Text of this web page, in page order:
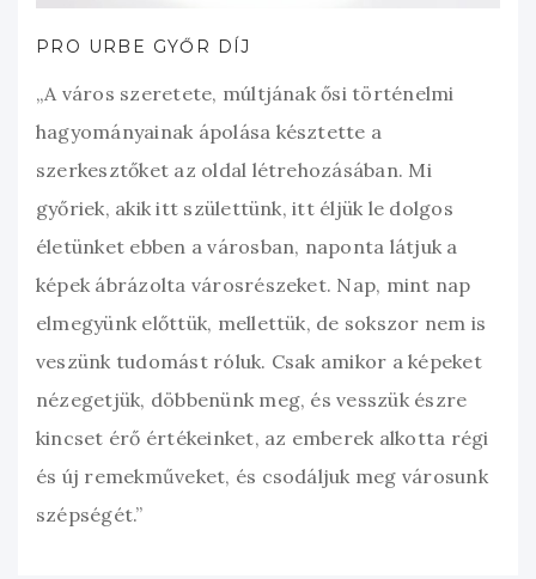
PRO URBE GYŐR DÍJ
„A város szeretete, múltjának ősi történelmi
hagyományainak ápolása késztette a
szerkesztőket az oldal létrehozásában. Mi
győriek, akik itt születtünk, itt éljük le dolgos
életünket ebben a városban, naponta látjuk a
képek ábrázolta városrészeket. Nap, mint nap
elmegyünk előttük, mellettük, de sokszor nem is
veszünk tudomást róluk. Csak amikor a képeket
nézegetjük, döbbenünk meg, és vesszük észre
kincset érő értékeinket, az emberek alkotta régi
és új remekműveket, és csodáljuk meg városunk
szépségét.”